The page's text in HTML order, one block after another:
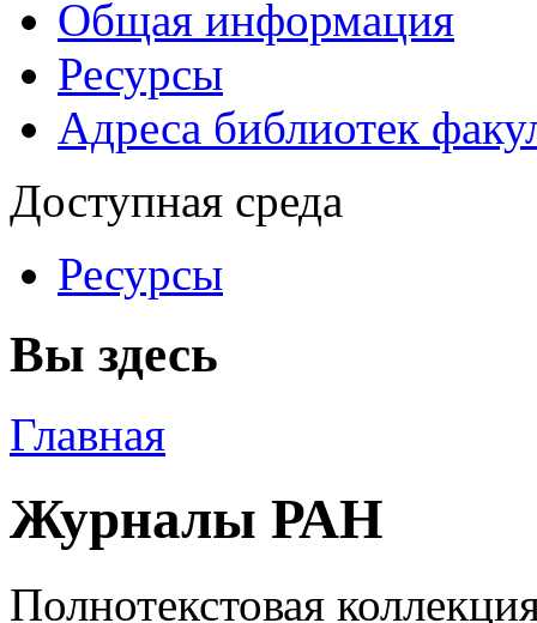
Общая информация
Ресурсы
Адреса библиотек
Доступная среда
Ресурсы
Вы здесь
Главная
Журналы РАН
Полнотекстовая